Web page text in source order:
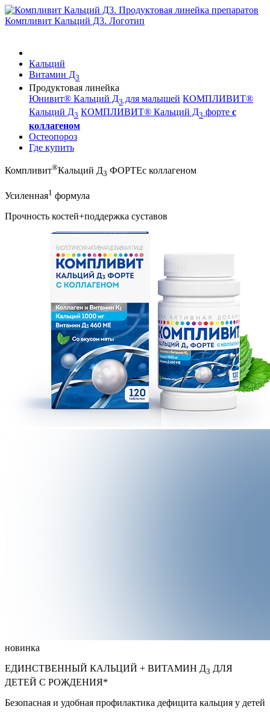
Кальций
Витамин Д3
Продуктовая линейка
Юнивит® Кальций Д3 для малышей КОМПЛИВИТ®
Кальций Д3 КОМПЛИВИТ® Кальций Д3 форте с
коллагеном
Остеопороз
Где купить
Компливит®Кальций Д3 ФОРТЕс коллагеном
Усиленная1 формула
Прочность костей+поддержка суставов
новинка
ЕДИНСТВЕННЫЙ КАЛЬЦИЙ + ВИТАМИН Д3 ДЛЯ
ДЕТЕЙ С РОЖДЕНИЯ*
Безопасная и удобная профилактика дефицита кальция у детей